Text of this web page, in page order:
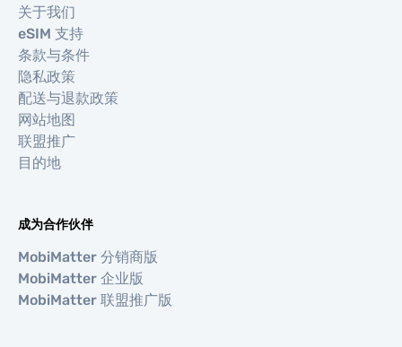
关于我们
eSIM 支持
条款与条件
隐私政策
配送与退款政策
网站地图
联盟推广
目的地
成为合作伙伴
MobiMatter 分销商版
MobiMatter 企业版
MobiMatter 联盟推广版